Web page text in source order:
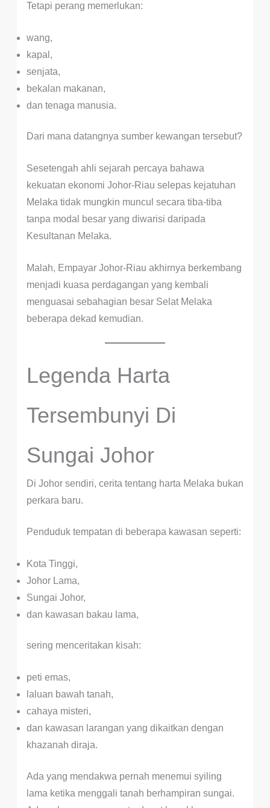
Tetapi perang memerlukan:
wang,
kapal,
senjata,
bekalan makanan,
dan tenaga manusia.
Dari mana datangnya sumber kewangan tersebut?
Sesetengah ahli sejarah percaya bahawa
kekuatan ekonomi Johor-Riau selepas kejatuhan
Melaka tidak mungkin muncul secara tiba-tiba
tanpa modal besar yang diwarisi daripada
Kesultanan Melaka.
Malah, Empayar Johor-Riau akhirnya berkembang
menjadi kuasa perdagangan yang kembali
menguasai sebahagian besar Selat Melaka
beberapa dekad kemudian.
Legenda Harta
Tersembunyi Di
Sungai Johor
Di Johor sendiri, cerita tentang harta Melaka bukan
perkara baru.
Penduduk tempatan di beberapa kawasan seperti:
Kota Tinggi,
Johor Lama,
Sungai Johor,
dan kawasan bakau lama,
sering menceritakan kisah:
peti emas,
laluan bawah tanah,
cahaya misteri,
dan kawasan larangan yang dikaitkan dengan
khazanah diraja.
Ada yang mendakwa pernah menemui syiling
lama ketika menggali tanah berhampiran sungai.